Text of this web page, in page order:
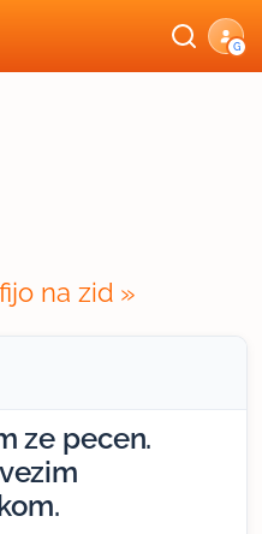
G
na zid
ze pecen.